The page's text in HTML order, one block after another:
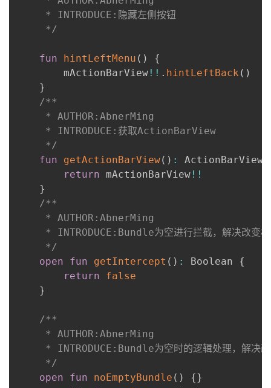
     * INTRODUCE:隐藏左侧按钮
     */
fun hintLeftMenu ( )
{
        mActionBarView
!! . hintLeftBack ( )
}
/**
     * AUTHOR:AbnerMing
     * INTRODUCE:获取ActionBarView
     */
fun
getActionBarView( ) : ActionBarView
return mActionBarView !!
}
/**
     * AUTHOR:AbnerMing
* INTRODUCE:Bundle为空进行拦截，解决改变权
     */
open
fun getIntercept ( ) : Boolean {
return
false
}
/**
     * AUTHOR:AbnerMing
* INTRODUCE:Bundle为空时的逻辑处理，解决改
     */
open
fun noEmptyBundle ( ) {}